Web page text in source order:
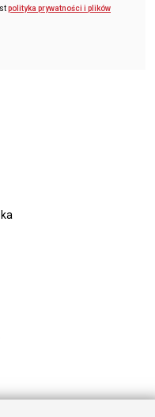
polityka prywatności i plików